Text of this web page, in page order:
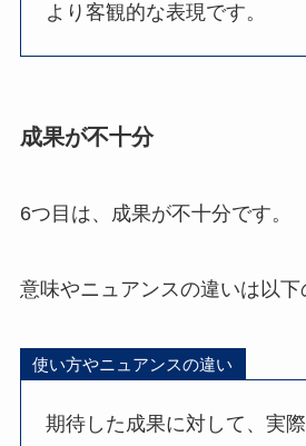
より客観的な表現です。
成果が不十分
6つ目は、成果が不十分です。
意味やニュアンスの違いは以下
使い方やニュアンスの違い
期待した成果に対して、実